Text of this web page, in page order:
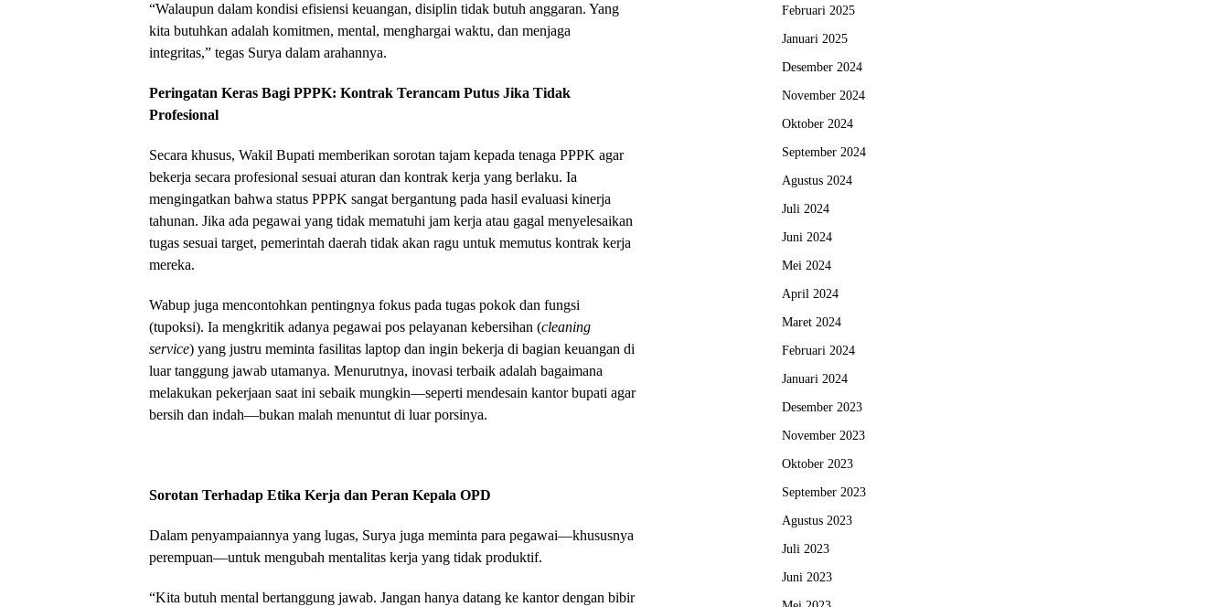
“Walaupun dalam kondisi efisiensi keuangan, disiplin tidak butuh anggaran. Yang
kita butuhkan adalah komitmen, mental, menghargai waktu, dan menjaga
integritas,” tegas Surya dalam arahannya.
Peringatan Keras Bagi PPPK: Kontrak Terancam Putus Jika Tidak
Profesional
Secara khusus, Wakil Bupati memberikan sorotan tajam kepada tenaga PPPK agar
bekerja secara profesional sesuai aturan dan kontrak kerja yang berlaku. Ia
mengingatkan bahwa status PPPK sangat bergantung pada hasil evaluasi kinerja
tahunan. Jika ada pegawai yang tidak mematuhi jam kerja atau gagal menyelesaikan
tugas sesuai target, pemerintah daerah tidak akan ragu untuk memutus kontrak kerja
mereka.
Wabup juga mencontohkan pentingnya fokus pada tugas pokok dan fungsi
(tupoksi). Ia mengkritik adanya pegawai pos pelayanan kebersihan (cleaning
service) yang justru meminta fasilitas laptop dan ingin bekerja di bagian keuangan di
luar tanggung jawab utamanya. Menurutnya, inovasi terbaik adalah bagaimana
melakukan pekerjaan saat ini sebaik mungkin—seperti mendesain kantor bupati agar
bersih dan indah—bukan malah menuntut di luar porsinya.
Sorotan Terhadap Etika Kerja dan Peran Kepala OPD
Dalam penyampaiannya yang lugas, Surya juga meminta para pegawai—khususnya
perempuan—untuk mengubah mentalitas kerja yang tidak produktif.
“Kita butuh mental bertanggung jawab. Jangan hanya datang ke kantor dengan bibir
Februari 2025
Januari 2025
Desember 2024
November 2024
Oktober 2024
September 2024
Agustus 2024
Juli 2024
Juni 2024
Mei 2024
April 2024
Maret 2024
Februari 2024
Januari 2024
Desember 2023
November 2023
Oktober 2023
September 2023
Agustus 2023
Juli 2023
Juni 2023